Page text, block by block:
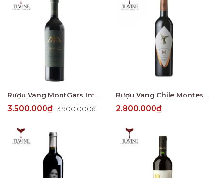
Rượu Vang MontGars Intriga Maxima
3.500.000₫ 3.900.000₫
Rượu Vang Chile Montes Alpha M
2.800.000₫